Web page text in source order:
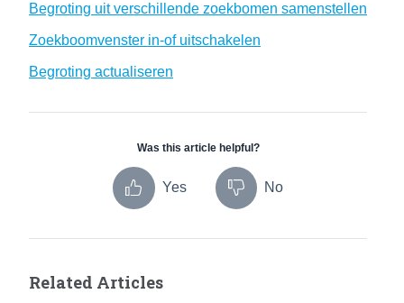
Begroting uit verschillende zoekbomen samenstellen
Zoekboomvenster in-of uitschakelen
Begroting actualiseren
Was this article helpful?
Yes No
Related Articles